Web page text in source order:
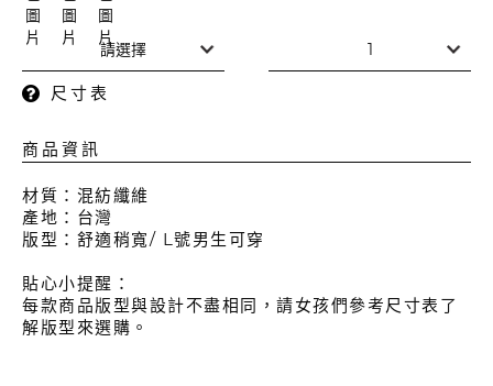
尺寸表
商品資訊
材質：混紡纖維
產地：台灣
版型：舒適稍寬/ L號男生可穿
貼心小提醒：
每款商品版型與設計不盡相同，請女孩們參考尺寸表了
解版型來選購。